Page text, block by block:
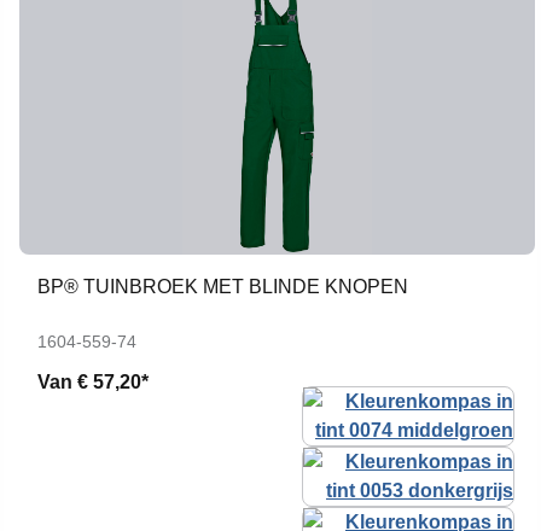
BP® TUINBROEK MET BLINDE KNOPEN
1604-559-74
Van € 57,20*